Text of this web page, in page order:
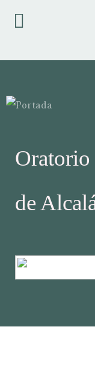
Oratorio
de